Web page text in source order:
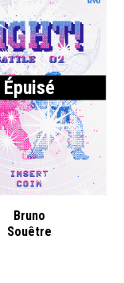
Épuisé
Bruno
Souêtre